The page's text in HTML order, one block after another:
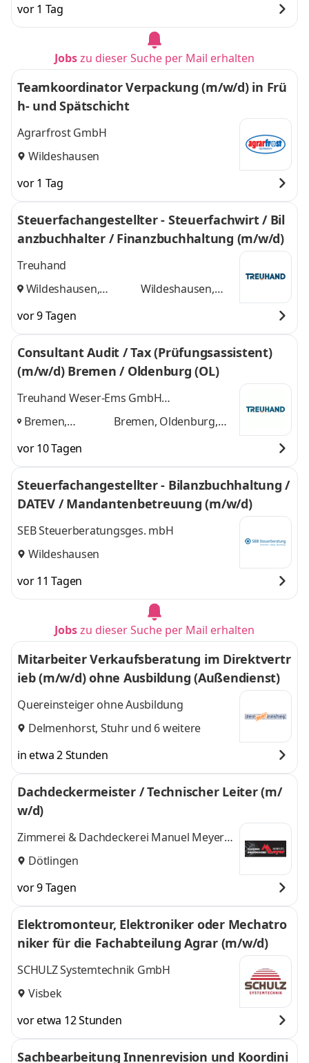
vor 1 Tag
Jobszu dieser Suche per Mail erhalten
Teamkoordinator Verpackung (m/w/d) in Frü
h- und Spätschicht
Agrarfrost GmbH
Wildeshausen
vor 1 Tag
Steuerfachangestellter - Steuerfachwirt / Bil
anzbuchhalter / Finanzbuchhaltung (m/w/d)
Treuhand
Wildeshausen,
Wildeshausen,
vor 9 Tagen
Consultant Audit / Tax (Prüfungsassistent)
(m/w/d) Bremen / Oldenburg (OL)
Treuhand Weser-Ems GmbH
Wirtschaftsprüfungsgesellschaft
Bremen,
Wildeshausen
Bremen, Oldenburg,
vor 10 Tagen
Steuerfachangestellter - Bilanzbuchhaltung /
DATEV / Mandantenbetreuung (m/w/d)
SEB Steuerberatungsges. mbH
Wildeshausen
vor 11 Tagen
Jobszu dieser Suche per Mail erhalten
Mitarbeiter Verkaufsberatung im Direktvertr
ieb (m/w/d) ohne Ausbildung (Außendienst)
Quereinsteiger ohne Ausbildung
Delmenhorst, Stuhrund 6 weitere
in etwa 2 Stunden
Dachdeckermeister / Technischer Leiter (m/
w/d)
Zimmerei & Dachdeckerei Manuel Meyer
e.KDötlingen
vor 9 Tagen
Elektromonteur, Elektroniker oder Mechatro
niker für die Fachabteilung Agrar (m/w/d)
SCHULZ Systemtechnik GmbH
Visbek
vor etwa 12 Stunden
Sachbearbeitung Innenrevision und Koordini